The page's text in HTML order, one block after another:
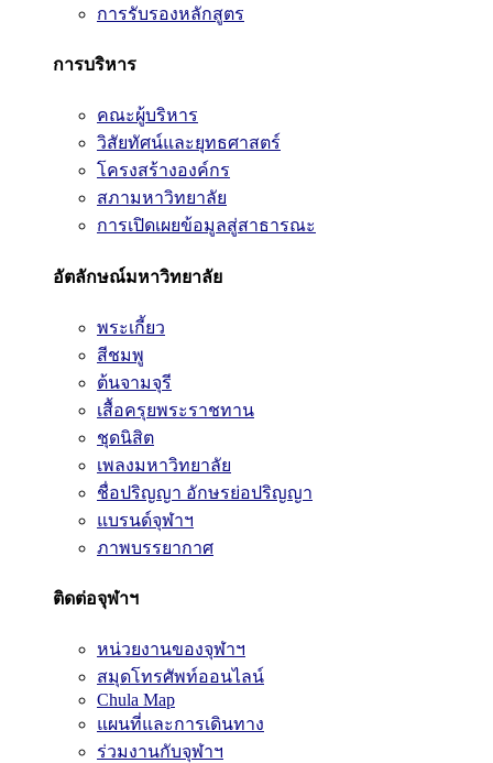
การรับรองหลักสูตร
การบริหาร
คณะผู้บริหาร
วิสัยทัศน์และยุทธศาสตร์
โครงสร้างองค์กร
สภามหาวิทยาลัย
การเปิดเผยข้อมูลสู่สาธารณะ
อัตลักษณ์มหาวิทยาลัย
พระเกี้ยว
สีชมพู
ต้นจามจุรี
เสื้อครุยพระราชทาน
ชุดนิสิต
เพลงมหาวิทยาลัย
ชื่อปริญญา อักษรย่อปริญญา
แบรนด์จุฬาฯ
ภาพบรรยากาศ
ติดต่อจุฬาฯ
หน่วยงานของจุฬาฯ
สมุดโทรศัพท์ออนไลน์
Chula Map
แผนที่และการเดินทาง
ร่วมงานกับจุฬาฯ